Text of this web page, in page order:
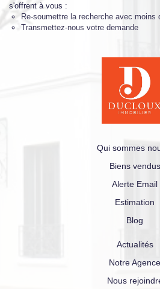
s'offrent à vous :
Re-soumettre la recherche avec moins
Transmettez-nous votre demande
Qui sommes
Biens vendus
Alerte Email
Estimation
Blog
Actualités
Notre Agence
Nous